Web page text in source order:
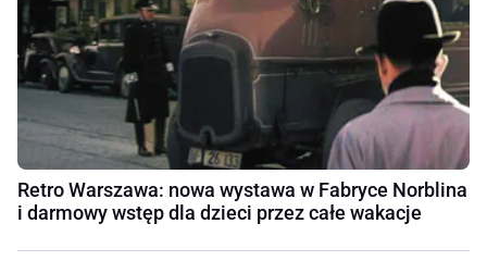
Retro Warszawa: nowa wystawa w Fabryce Norblina
i darmowy wstęp dla dzieci przez całe wakacje